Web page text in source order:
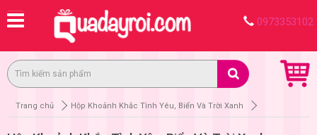
0973353102
Trang chủ Hộp Khoảnh Khắc Tình Yêu, Biển Và Trời Xanh